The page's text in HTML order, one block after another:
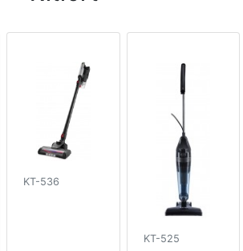
KT-536
KT-525